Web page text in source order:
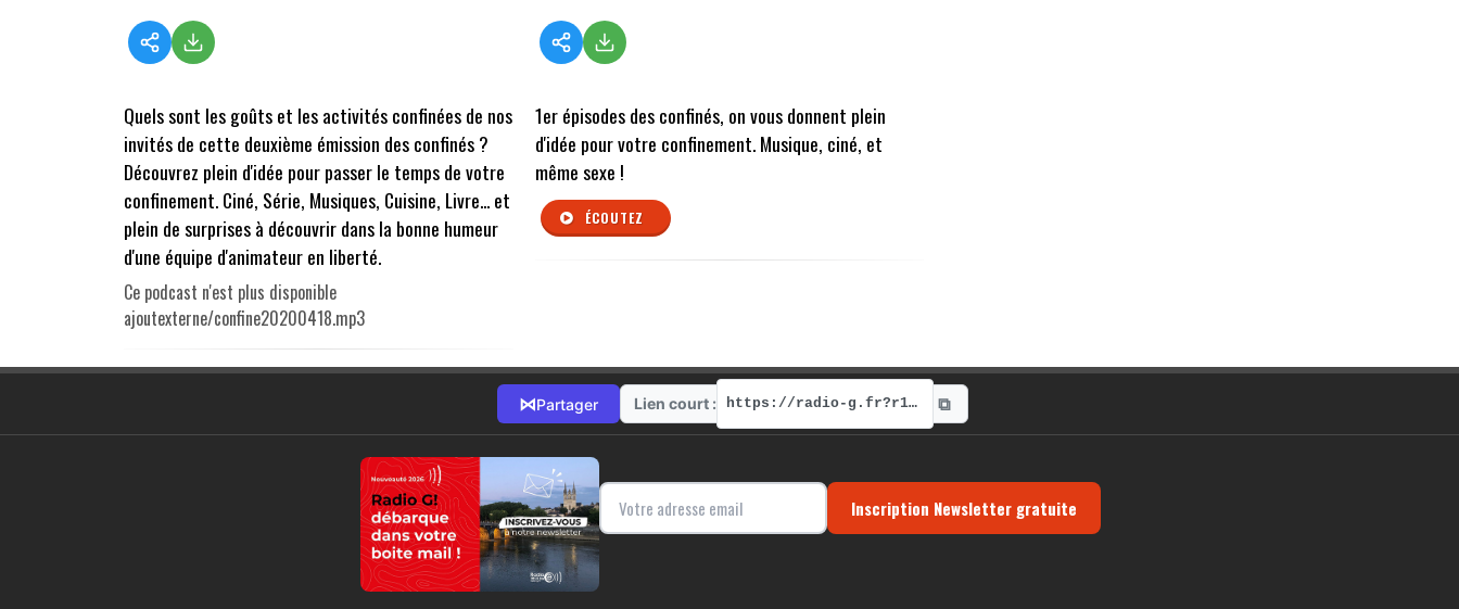
Quels sont les goûts et les activités confinées de nos
invités de cette deuxième émission des confinés ?
Découvrez plein d'idée pour passer le temps de votre
confinement. Ciné, Série, Musiques, Cuisine, Livre... et
plein de surprises à découvrir dans la bonne humeur
d'une équipe d'animateur en liberté.
Ce podcast n'est plus disponible
ajoutexterne/confine20200418.mp3
1er épisodes des confinés, on vous donnent plein
d'idée pour votre confinement. Musique, ciné, et
même sexe !
ÉCOUTEZ
⋈Partager Lien court : https://radio-g.fr?r121 ⧉
Inscription Newsletter gratuite